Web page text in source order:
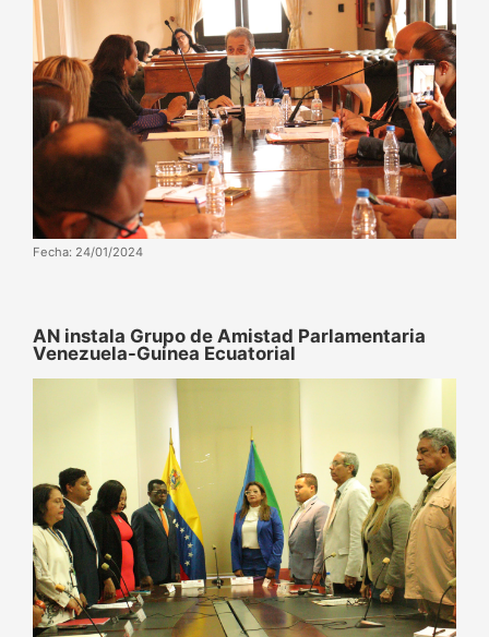
Fecha: 24/01/2024
AN instala Grupo de Amistad Parlamentaria
Venezuela-Guinea Ecuatorial